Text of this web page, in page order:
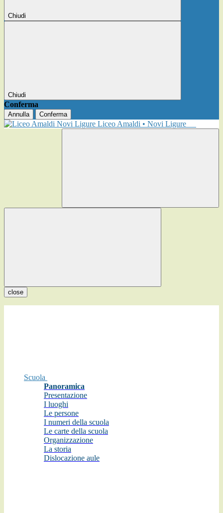
Chiudi
Chiudi
Conferma
Annulla Conferma
Liceo Amaldi • Novi Ligure
close
Scuola
Panoramica
Presentazione
I luoghi
Le persone
I numeri della scuola
Le carte della scuola
Organizzazione
La storia
Dislocazione aule